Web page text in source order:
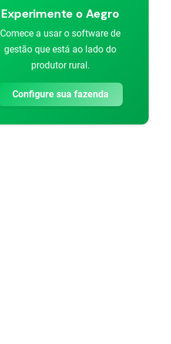
Experimente o Aegro
Comece a usar o software de
gestão que está ao lado do
produtor rural.
Configure sua fazenda